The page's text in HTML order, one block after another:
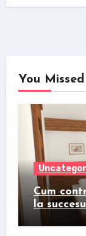
You Missed
Cum
la